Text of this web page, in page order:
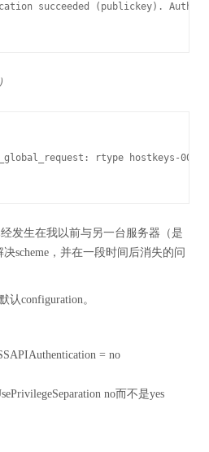
succeeded (publickey).
rtype hostkeys-
发生在我以前与另一台服务器（是
决scheme，并在一段时间后消失的问
认configuration。
= no
no而不是yes